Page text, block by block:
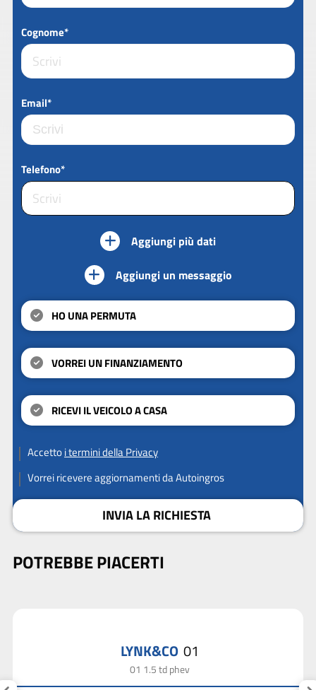
Cognome*
Email*
Telefono*
Aggiungi più dati
Aggiungi un messaggio
HO UNA PERMUTA
VORREI UN FINANZIAMENTO
RICEVI IL VEICOLO A CASA
Accettoi termini della Privacy
Vorrei ricevere aggiornamenti da Autoingros
INVIA LA RICHIESTA
POTREBBE PIACERTI
LYNK&CO 01
01 1.5 td phev